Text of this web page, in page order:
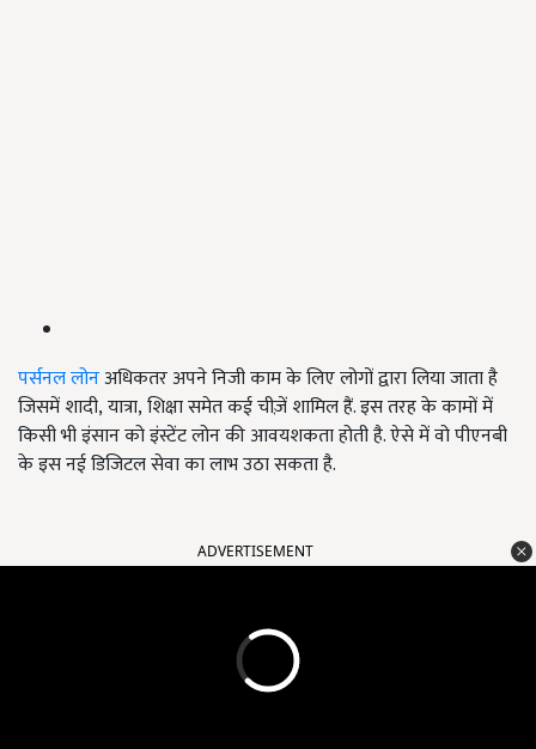
पर्सनल लोनअधिकतर अपने निजी काम के लिए लोगों द्वारा लिया जाता है
जिसमें शादी,यात्रा,शिक्षा समेत कई चीज़ें शामिल हैं. इस तरह के कामों में
किसी भी इंसान को इंस्टेंट लोन की आवयशकता होती है. ऐसे में वो पीएनबी
के इस नई डिजिटल सेवा का लाभ उठा सकता है.
ADVERTISEMENT